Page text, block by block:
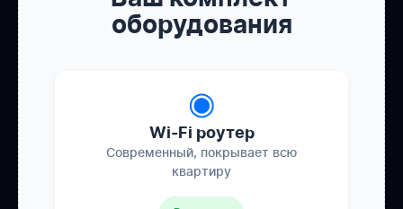
оборудования
◉
Wi-Fi роутер
Современный, покрывает всю
квартиру